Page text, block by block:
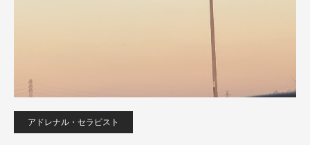
アドレナル・セラピスト